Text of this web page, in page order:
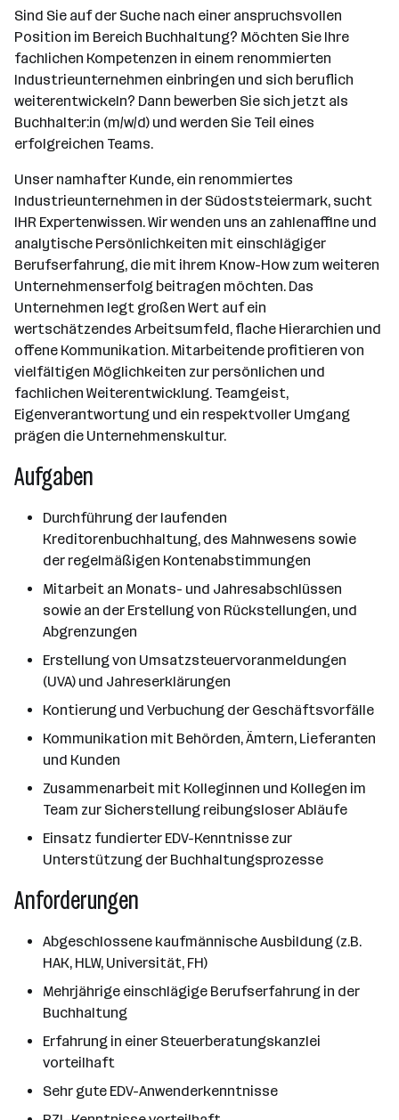
Sind Sie auf der Suche nach einer anspruchsvollen
Position im Bereich Buchhaltung? Möchten Sie Ihre
fachlichen Kompetenzen in einem renommierten
Industrieunternehmen einbringen und sich beruflich
weiterentwickeln? Dann bewerben Sie sich jetzt als
Buchhalter:in (m/w/d) und werden Sie Teil eines
erfolgreichen Teams.
Unser namhafter Kunde, ein renommiertes
Industrieunternehmen in der Südoststeiermark, sucht
IHR Expertenwissen. Wir wenden uns an zahlenaffine und
analytische Persönlichkeiten mit einschlägiger
Berufserfahrung, die mit ihrem Know-How zum weiteren
Unternehmenserfolg beitragen möchten. Das
Unternehmen legt großen Wert auf ein
wertschätzendes Arbeitsumfeld, flache Hierarchien und
offene Kommunikation. Mitarbeitende profitieren von
vielfältigen Möglichkeiten zur persönlichen und
fachlichen Weiterentwicklung. Teamgeist,
Eigenverantwortung und ein respektvoller Umgang
prägen die Unternehmenskultur.
Aufgaben
Durchführung der laufenden
Kreditorenbuchhaltung, des Mahnwesens sowie
der regelmäßigen Kontenabstimmungen
Mitarbeit an Monats- und Jahresabschlüssen
sowie an der Erstellung von Rückstellungen, und
Abgrenzungen
Erstellung von Umsatzsteuervoranmeldungen
(UVA) und Jahreserklärungen
Kontierung und Verbuchung der Geschäftsvorfälle
Kommunikation mit Behörden, Ämtern, Lieferanten
und Kunden
Zusammenarbeit mit Kolleginnen und Kollegen im
Team zur Sicherstellung reibungsloser Abläufe
Einsatz fundierter EDV-Kenntnisse zur
Unterstützung der Buchhaltungsprozesse
Anforderungen
Abgeschlossene kaufmännische Ausbildung (z.B.
HAK, HLW, Universität, FH)
Mehrjährige einschlägige Berufserfahrung in der
Buchhaltung
Erfahrung in einer Steuerberatungskanzlei
vorteilhaft
Sehr gute EDV-Anwenderkenntnisse